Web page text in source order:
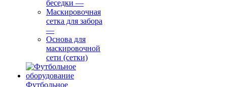
беседки —
Маскировочная
сетка для забора
—
Основа для
маскировочной
сети (сетки)
Футбольное